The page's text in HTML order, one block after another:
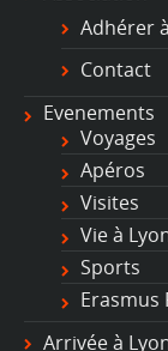
Adhérer
Contact
Evenements
Voyages
Apéros
Visites
Vie à
Sports
Erasmus
Arrivée à